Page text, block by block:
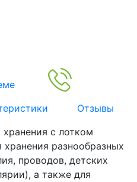
Отзывы
с лотком
разнообразных
проводов, детских
а также для